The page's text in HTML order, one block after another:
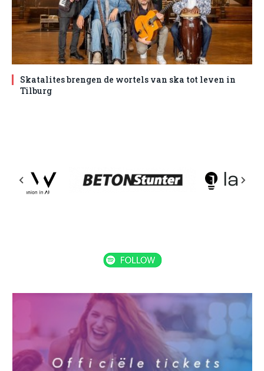
Skatalites brengen de wortels van ska tot leven in
Tilburg